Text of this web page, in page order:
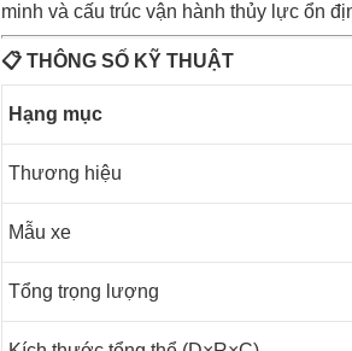
minh và cấu trúc vận hành thủy lực ổn
📋 THÔNG SỐ KỸ THUẬT
Hạng mục
Thương hiệu
Mẫu xe
Tổng trọng lượng